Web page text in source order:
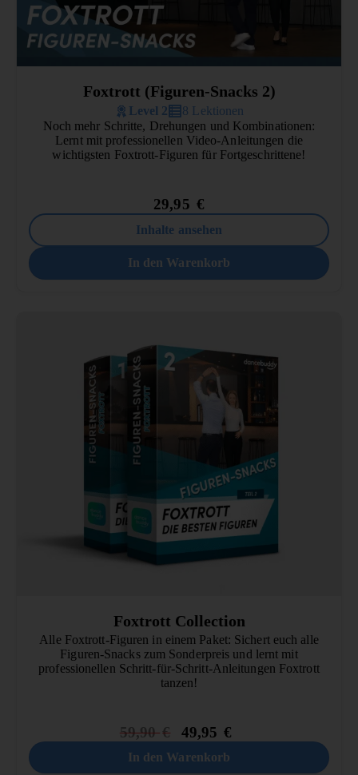
Foxtrott (Figuren-Snacks 2)
Level 2
8 Lektionen
Noch mehr Schritte, Drehungen und Kombinationen:
Lernt mit professionellen Video-Anleitungen die
wichtigsten Foxtrott-Figuren für Fortgeschrittene!
29,95 €
Inhalte ansehen
In den Warenkorb
Foxtrott Collection
Alle Foxtrott-Figuren in einem Paket: Sichert euch alle
Figuren-Snacks zum Sonderpreis und lernt mit
professionellen Schritt-für-Schritt-Anleitungen Foxtrott
tanzen!
59,90€ 49,95 €
In den Warenkorb